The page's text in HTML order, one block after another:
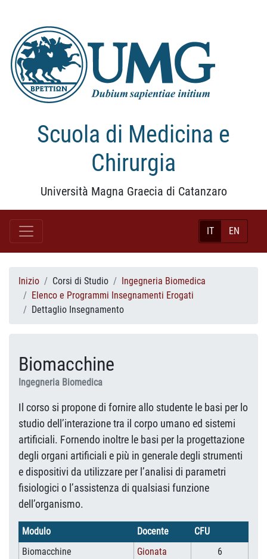
Scuola di Medicina e
Chirurgia
Università Magna Graecia di Catanzaro
IT EN
Inizio Corsi di Studio
Ingegneria Biomedica
Elenco e Programmi Insegnamenti Erogati
Dettaglio Insegnamento
Biomacchine
Ingegneria Biomedica
Il corso si propone di fornire allo studente le basi per lo
studio dell’interazione tra il corpo umano ed sistemi
artificiali. Fornendo inoltre le basi per la progettazione
degli organi artificiali e più in generale degli strumenti
e dispositivi da utilizzare per l’analisi di parametri
fisiologici o l’assistenza di qualsiasi funzione
dell’organismo.
Modulo Docente
CFU
Biomacchine
Gionata
6